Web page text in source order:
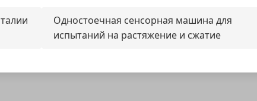
Одностоечная сенсорная машина для
испытаний на растяжение и сжатие